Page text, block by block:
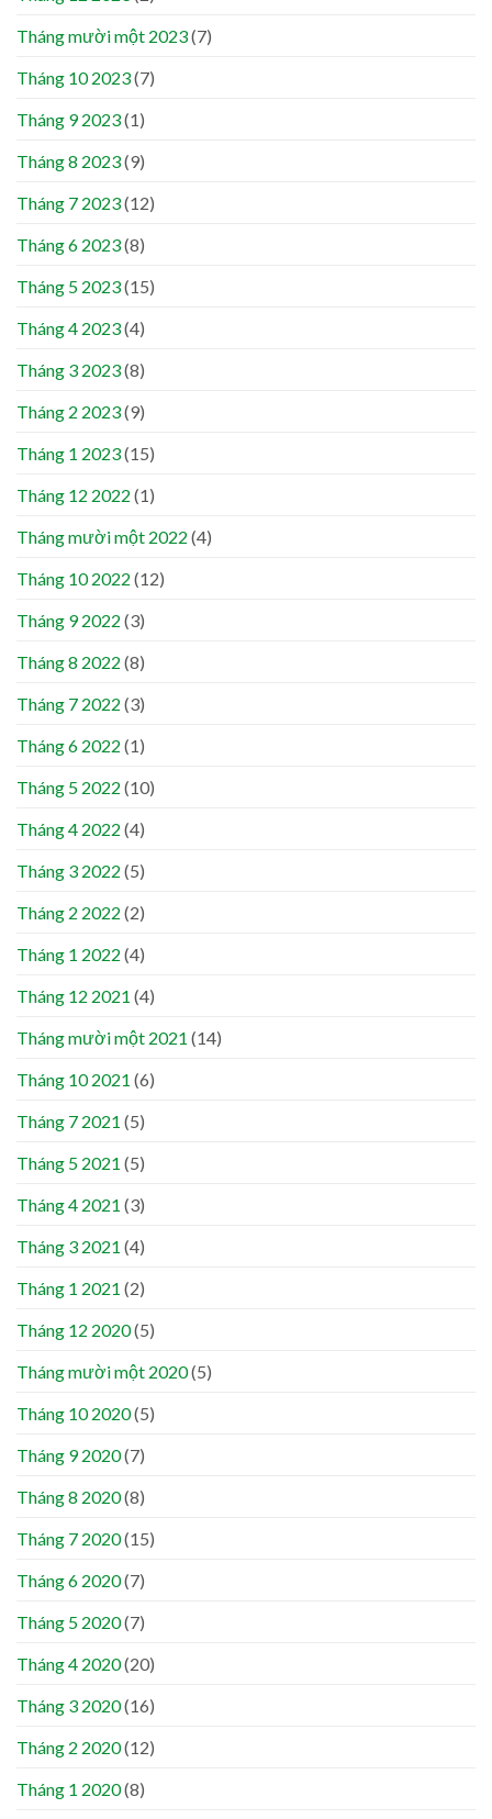
Tháng mười một 2023(7)
Tháng 10 2023(7)
Tháng 9 2023(1)
Tháng 8 2023(9)
Tháng 7 2023(12)
Tháng 6 2023(8)
Tháng 5 2023(15)
Tháng 4 2023(4)
Tháng 3 2023(8)
Tháng 2 2023(9)
Tháng 1 2023(15)
Tháng 12 2022 (1)
Tháng mười một 2022 (4)
Tháng 10 2022 (12)
Tháng 9 2022 (3)
Tháng 8 2022 (8)
Tháng 7 2022 (3)
Tháng 6 2022 (1)
Tháng 5 2022 (10)
Tháng 4 2022 (4)
Tháng 3 2022 (5)
Tháng 2 2022 (2)
Tháng 1 2022 (4)
Tháng 12 2021 (4)
Tháng mười một 2021 (14)
Tháng 10 2021 (6)
Tháng 7 2021 (5)
Tháng 5 2021 (5)
Tháng 4 2021 (3)
Tháng 3 2021 (4)
Tháng 1 2021 (2)
Tháng 12 2020(5)
Tháng mười một 2020(5)
Tháng 10 2020(5)
Tháng 9 2020(7)
Tháng 8 2020(8)
Tháng 7 2020(15)
Tháng 6 2020(7)
Tháng 5 2020(7)
Tháng 4 2020(20)
Tháng 3 2020(16)
Tháng 2 2020(12)
Tháng 1 2020(8)